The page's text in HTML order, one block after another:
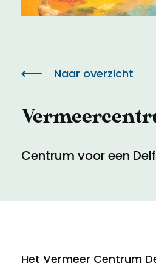
Centrum voor een
Naar overzicht
Het Vermeer Centrum